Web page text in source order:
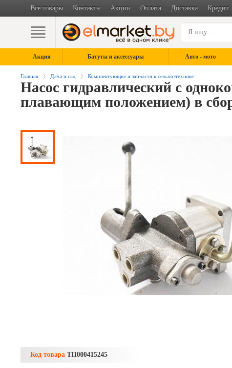
Все товары Контакты Акции Оплата Доставка Кредит
Акция Батуты и аксессуары Авто - мото
Главная Дача и сад Комплектующие и запчасти к сельхозтехнике
Насос гидравлический с
плавающим положением) в
Код товара ТП000415245